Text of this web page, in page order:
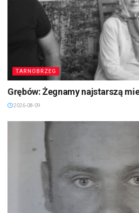
TARNOBRZEG
Grębów: Żegnamy najstarszą
2026-08-09